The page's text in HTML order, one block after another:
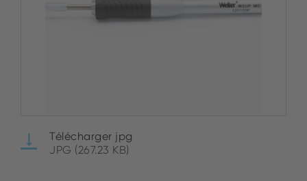
Télécharger jpg
JPG (267.23 KB)